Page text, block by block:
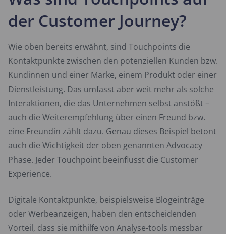
der Customer Journey?
Wie oben bereits erwähnt, sind Touchpoints die
Kontaktpunkte zwischen den potenziellen Kunden bzw.
Kundinnen und einer Marke, einem Produkt oder einer
Dienstleistung. Das umfasst aber weit mehr als solche
Interaktionen, die das Unternehmen selbst anstößt –
auch die Weiterempfehlung über einen Freund bzw.
eine Freundin zählt dazu. Genau dieses Beispiel betont
auch die Wichtigkeit der oben genannten Advocacy
Phase. Jeder Touchpoint beeinflusst die Customer
Experience.
Digitale Kontaktpunkte, beispielsweise Blogeinträge
oder Werbeanzeigen, haben den entscheidenden
Vorteil, dass sie mithilfe von Analyse-tools messbar